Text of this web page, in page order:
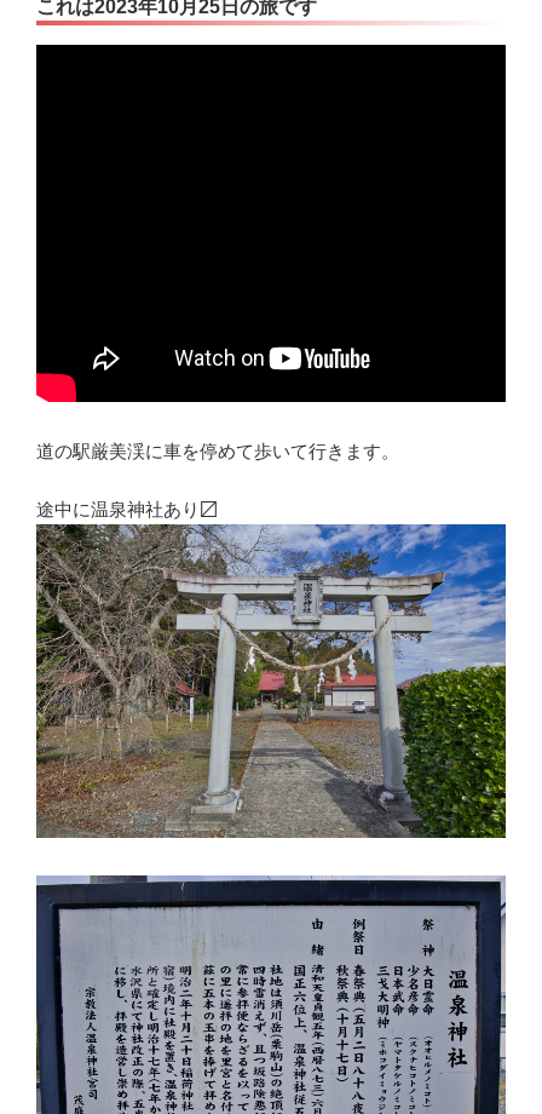
これは2023年10月25日の旅です
道の駅厳美渓に車を停めて歩いて行きます。
途中に温泉神社あり〼